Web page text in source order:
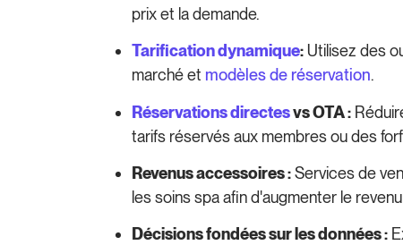
prix et la demande.
Tarification dynamique: Utilisez des
marché et modèles de réservation.
Réservations directesvs OTA :
tarifs réservés aux membres ou des
Revenus accessoires :Services de
les soins spa afin d'augmenter le
Décisions fondées sur les données :